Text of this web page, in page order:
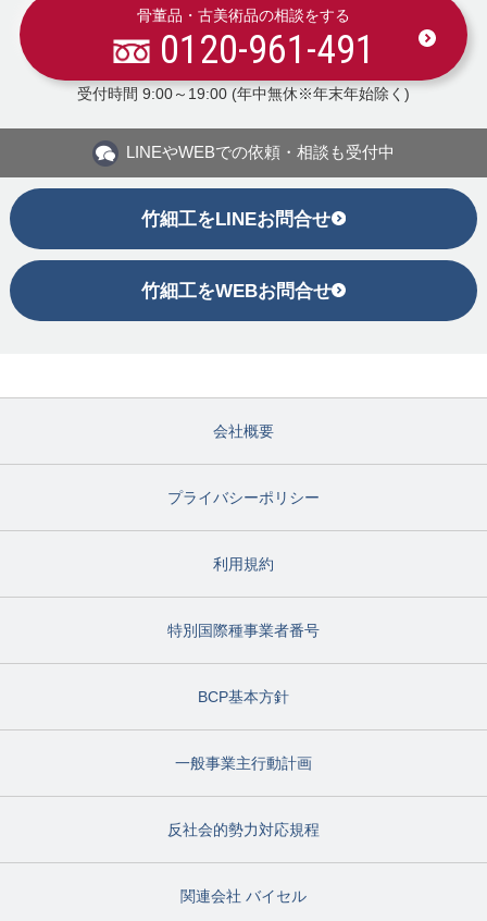
骨董品・古美術品の相談をする
0120-961-491
受付時間 9:00～19:00 (年中無休※年末年始除く)
LINEやWEBでの依頼・相談も受付中
竹細工をLINEお問合せ
竹細工をWEBお問合せ
会社概要
プライバシーポリシー
利用規約
特別国際種事業者番号
BCP基本方針
一般事業主行動計画
反社会的勢力対応規程
関連会社 バイセル